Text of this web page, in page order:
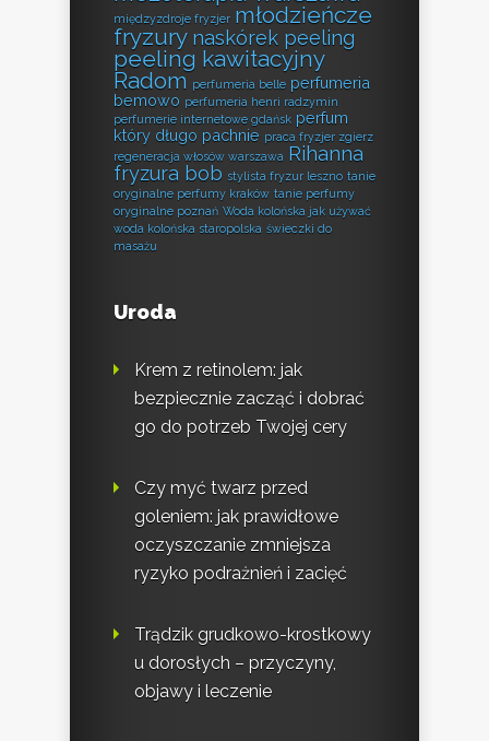
międzyzdroje fryzjer młodzieńcze
fryzury naskórek peeling
peeling kawitacyjny
Radom perfumeria belle perfumeria
bemowo perfumeria henri radzymin
perfumerie internetowe gdańsk perfum
który długo pachnie praca fryzjer zgierz
regeneracja włosów warszawa Rihanna
fryzura bob stylista fryzur leszno tanie
oryginalne perfumy kraków tanie perfumy
oryginalne poznań Woda kolońska jak używać
woda kolońska staropolska świeczki do
masażu
Uroda
Krem z retinolem: jak
bezpiecznie zacząć i dobrać
go do potrzeb Twojej cery
Czy myć twarz przed
goleniem: jak prawidłowe
oczyszczanie zmniejsza
ryzyko podrażnień i zacięć
Trądzik grudkowo-krostkowy
u dorosłych – przyczyny,
objawy i leczenie